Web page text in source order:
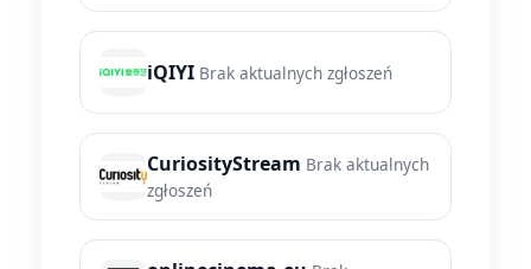
iQIYI Brak aktualnych zgłoszeń
CuriosityStream Brak aktualnych
zgłoszeń